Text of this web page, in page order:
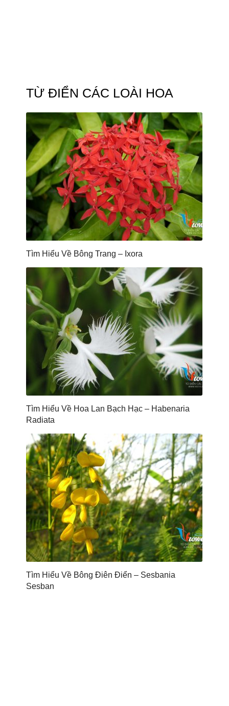
TỪ ĐIỂN CÁC LOÀI HOA
Tìm Hiểu Về Bông Trang – Ixora
Tìm Hiểu Về Hoa Lan Bạch Hạc – Habenaria
Radiata
Tìm Hiểu Về Bông Điên Điển – Sesbania
Sesban